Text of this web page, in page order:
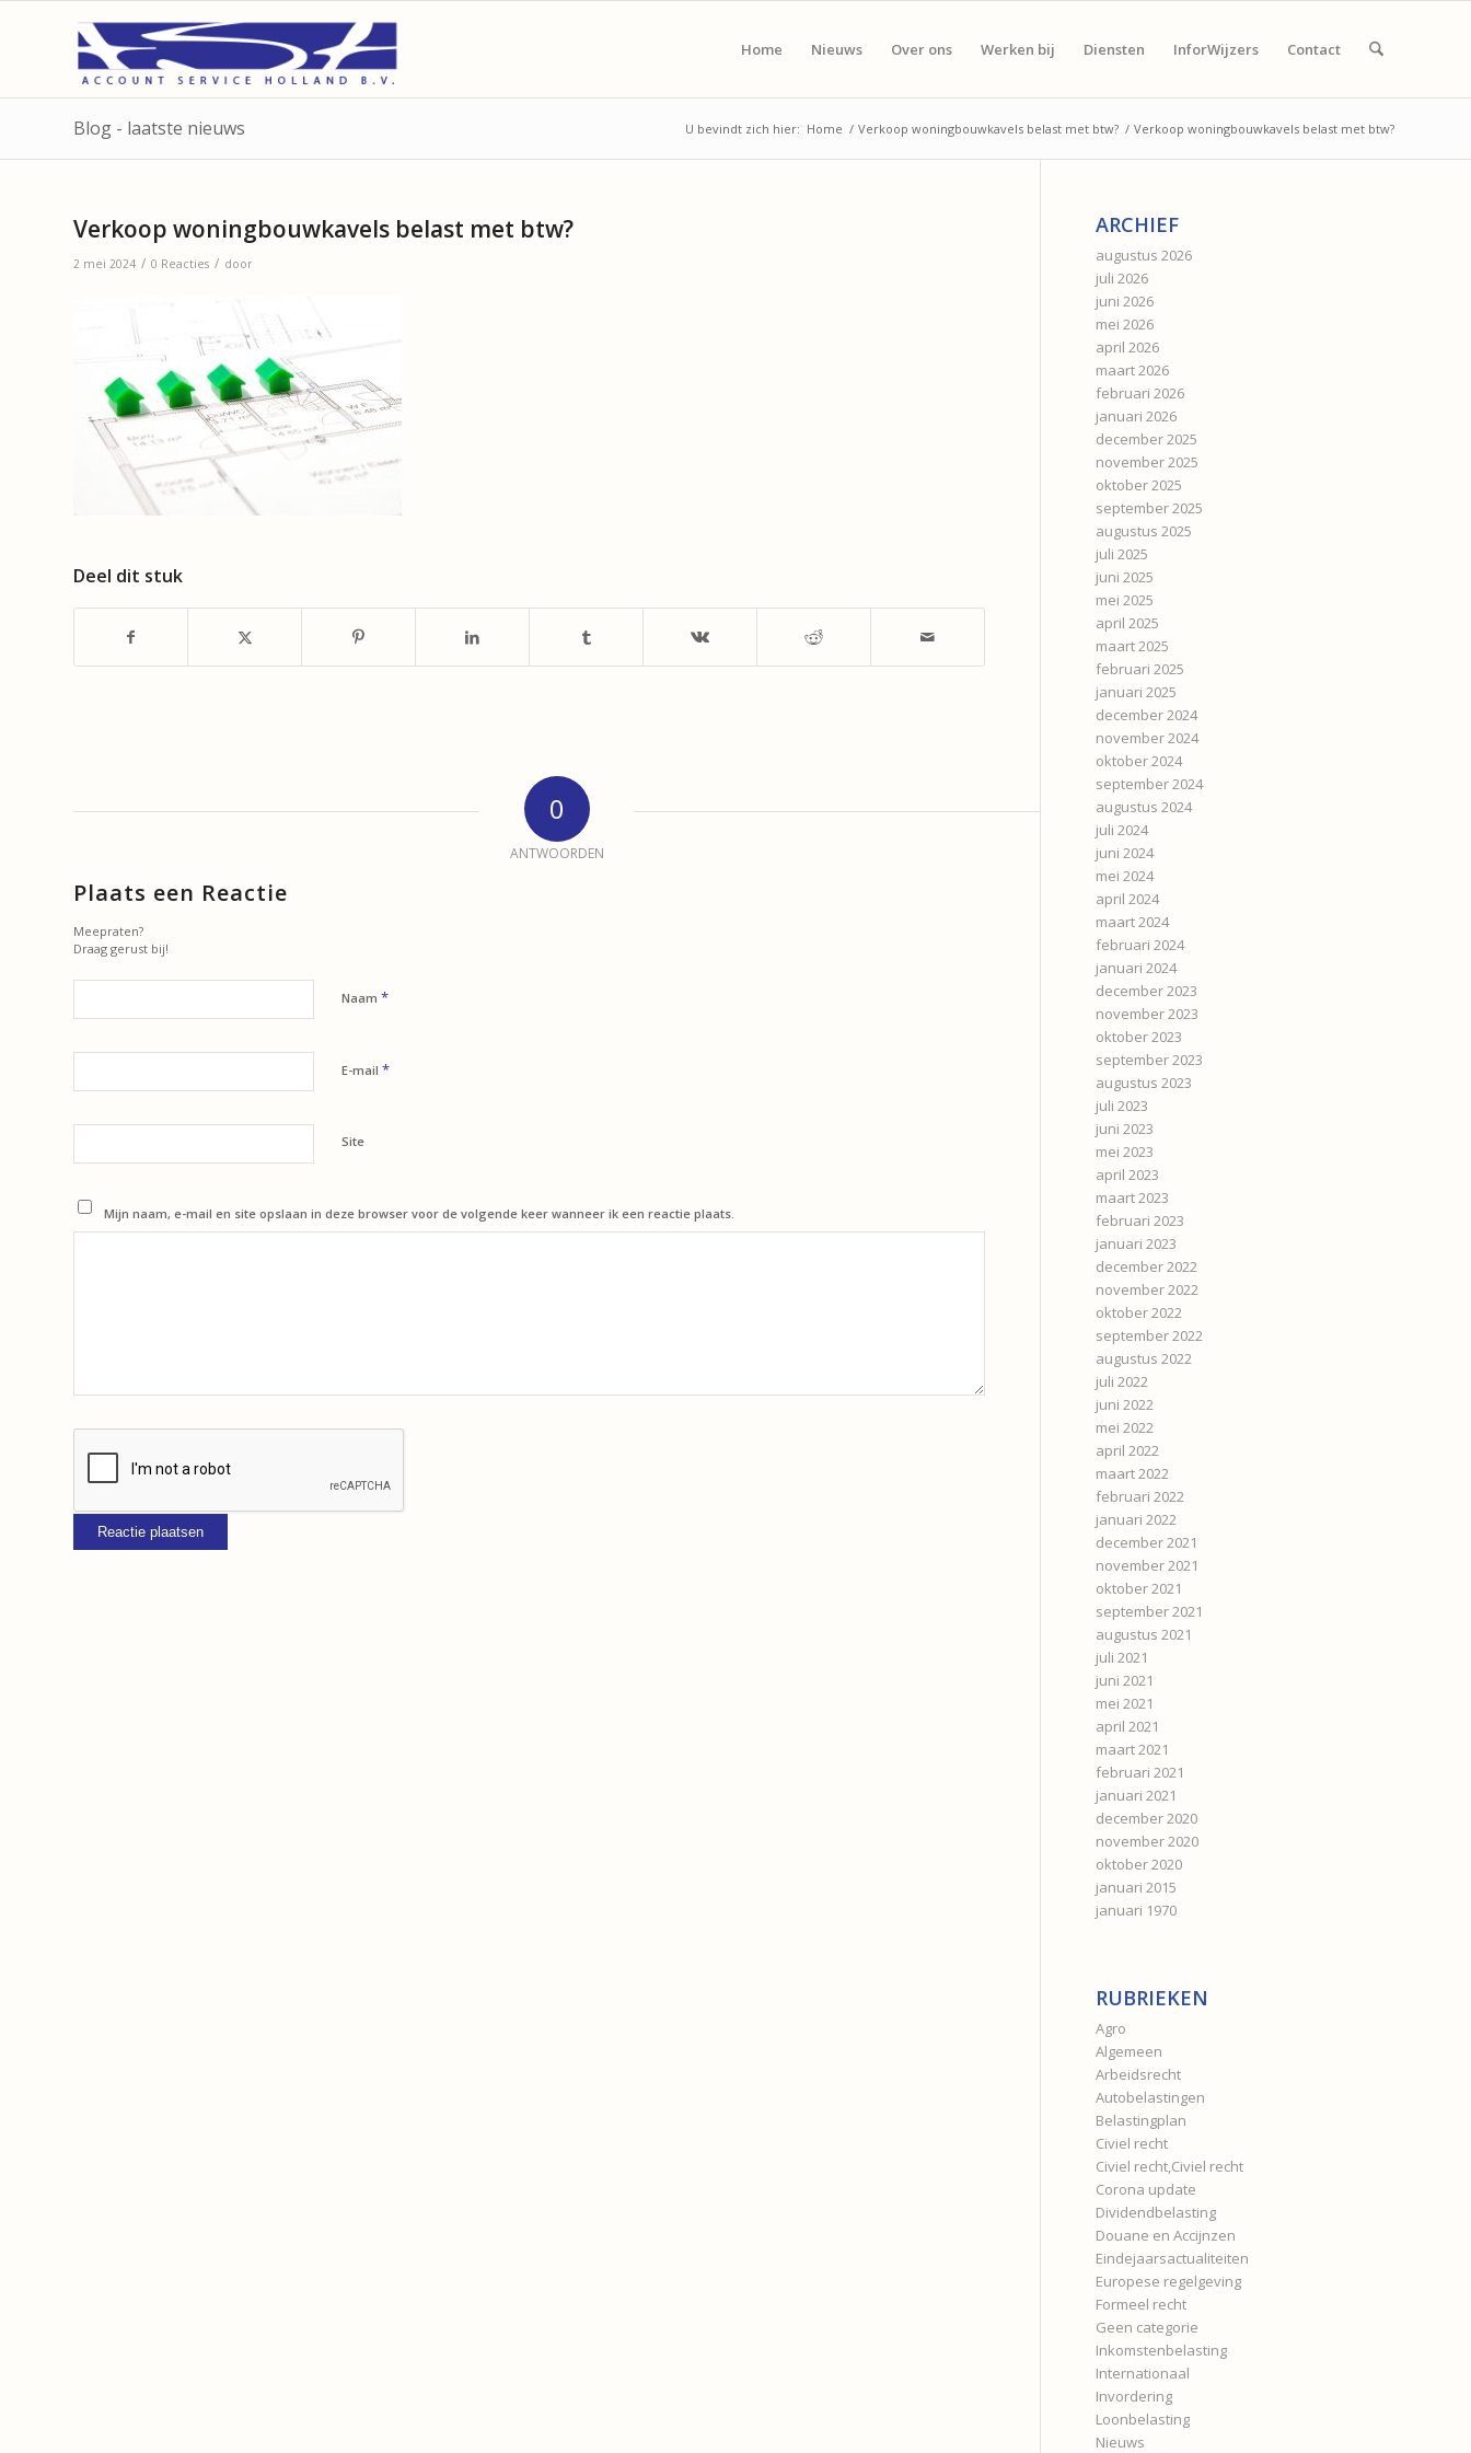
Home Nieuws Over ons Werken bij Diensten InforWijzers Contact
Blog - laatste nieuws U bevindt zich hier: Home / Verkoop woningbouwkavels belast met btw? / Verkoop woningbouwkavels belast met btw?
Verkoop woningbouwkavels belast met btw?
2 mei 2024 / 0 Reacties / door
Deel dit stuk
0
ANTWOORDEN
Plaats een Reactie
Meepraten?
Draag gerust bij!
Naam *
E-mail *
Site
Mijn naam, e-mail en site opslaan in deze browser voor de volgende keer wanneer ik een reactie plaats.
ARCHIEF
augustus 2026
juli 2026
juni 2026
mei 2026
april 2026
maart 2026
februari 2026
januari 2026
december 2025
november 2025
oktober 2025
september 2025
augustus 2025
juli 2025
juni 2025
mei 2025
april 2025
maart 2025
februari 2025
januari 2025
december 2024
november 2024
oktober 2024
september 2024
augustus 2024
juli 2024
juni 2024
mei 2024
april 2024
maart 2024
februari 2024
januari 2024
december 2023
november 2023
oktober 2023
september 2023
augustus 2023
juli 2023
juni 2023
mei 2023
april 2023
maart 2023
februari 2023
januari 2023
december 2022
november 2022
oktober 2022
september 2022
augustus 2022
juli 2022
juni 2022
mei 2022
april 2022
maart 2022
februari 2022
januari 2022
december 2021
november 2021
oktober 2021
september 2021
augustus 2021
juli 2021
juni 2021
mei 2021
april 2021
maart 2021
februari 2021
januari 2021
december 2020
november 2020
oktober 2020
januari 2015
januari 1970
RUBRIEKEN
Agro
Algemeen
Arbeidsrecht
Autobelastingen
Belastingplan
Civiel recht
Civiel recht,Civiel recht
Corona update
Dividendbelasting
Douane en Accijnzen
Eindejaarsactualiteiten
Europese regelgeving
Formeel recht
Geen categorie
Inkomstenbelasting
Internationaal
Invordering
Loonbelasting
Nieuws